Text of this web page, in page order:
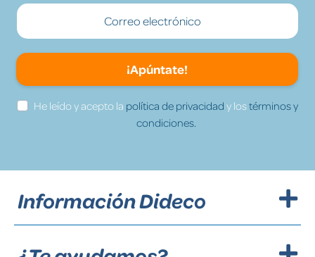
¡Apúntate!
He leído y acepto la política de privacidad y lostérminos y
condiciones.
Información Dideco